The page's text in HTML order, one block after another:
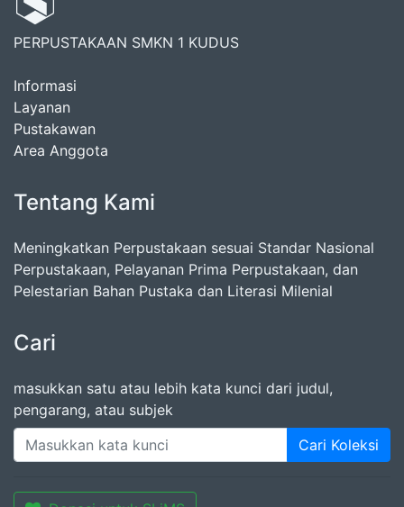
PERPUSTAKAAN SMKN 1 KUDUS
Informasi
Layanan
Pustakawan
Area Anggota
Tentang Kami
Meningkatkan Perpustakaan sesuai Standar Nasional
Perpustakaan, Pelayanan Prima Perpustakaan, dan
Pelestarian Bahan Pustaka dan Literasi Milenial
Cari
masukkan satu atau lebih kata kunci dari judul,
pengarang, atau subjek
Cari Koleksi